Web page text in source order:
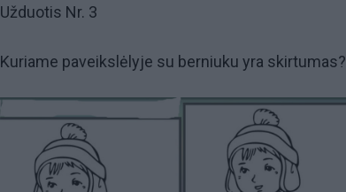
Užduotis Nr. 3
Kuriame paveikslėlyje su berniuku yra skirtumas?